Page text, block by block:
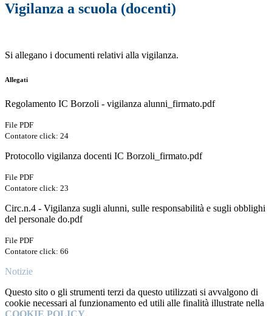
Vigilanza a scuola (docenti)
Si allegano i documenti relativi alla vigilanza.
Allegati
Regolamento IC Borzoli - vigilanza alunni_firmato.pdf
File PDF
Contatore click: 24
Protocollo vigilanza docenti IC Borzoli_firmato.pdf
File PDF
Contatore click: 23
Circ.n.4 - Vigilanza sugli alunni, sulle responsabilità e sugli obblighi
del personale do.pdf
File PDF
Contatore click: 66
Notizie
Questo sito o gli strumenti terzi da questo utilizzati si avvalgono di
cookie necessari al funzionamento ed utili alle finalità illustrate nella
COOKIE POLICY.